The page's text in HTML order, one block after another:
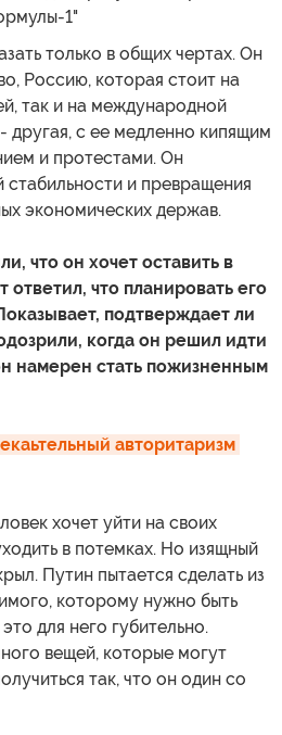
только в общих чертах. Он
Россию, которая стоит на
так и на международной
другая, с ее медленно кипящим
и протестами. Он
стабильности и превращения
экономических держав.
что он хочет оставить в
ответил, что планировать его
подтверждает ли
когда он решил идти
намерен стать пожизненным
авторитаризм
хочет уйти на своих
в потемках. Но изящный
Путин пытается сделать из
которому нужно быть
для него губительно.
вещей, которые могут
так, что он один со